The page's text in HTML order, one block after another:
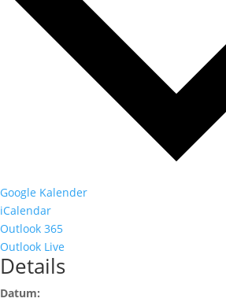
Google Kalender
iCalendar
Outlook 365
Outlook Live
Details
Datum: